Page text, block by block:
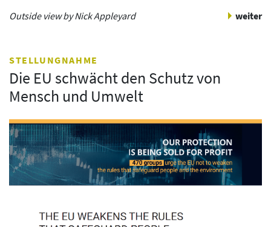
Outside view by Nick Appleyard
weiter
STELLUNGNAHME
Die EU schwächt den Schutz von
Mensch und Umwelt